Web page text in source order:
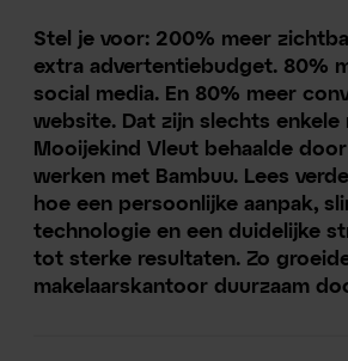
Stel je voor: 200% meer
extra advertentiebudget. 80%
social media. En 80% meer
website. Dat zijn slechts enkele
Mooijekind Vleut behaalde
werken met Bambuu. Lees
hoe een persoonlijke aanpak,
technologie en een duidelijke
tot sterke resultaten. Zo
makelaarskantoor duurzaam